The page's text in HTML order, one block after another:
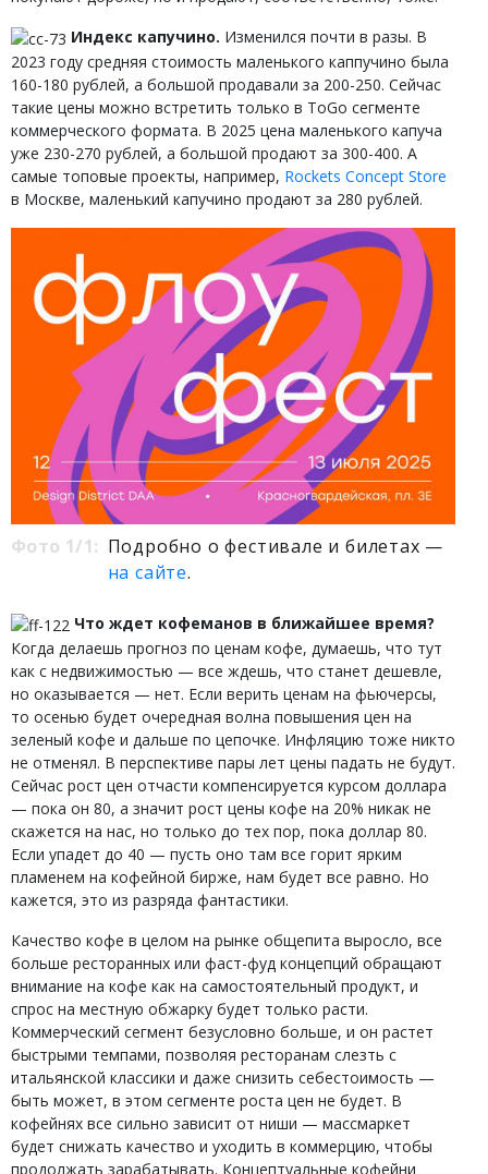
Индекс капучино. Изменился почти в разы. В
2023 году средняя стоимость маленького каппучино была
160-180 рублей, а большой продавали за 200-250. Сейчас
такие цены можно встретить только в ToGo сегменте
коммерческого формата. В 2025 цена маленького капуча
уже 230-270 рублей, а большой продают за 300-400. А
самые топовые проекты, например, Rockets Concept Store
в Москве, маленький капучино продают за 280 рублей.
Фото 1/1: Подробно о фестивале и билетах —
на сайте.
Что ждет кофеманов в ближайшее время?
Когда делаешь прогноз по ценам кофе, думаешь, что тут
как с недвижимостью — все ждешь, что станет дешевле,
но оказывается — нет. Если верить ценам на фьючерсы,
то осенью будет очередная волна повышения цен на
зеленый кофе и дальше по цепочке. Инфляцию тоже никто
не отменял. В перспективе пары лет цены падать не будут.
Сейчас рост цен отчасти компенсируется курсом доллара
— пока он 80, а значит рост цены кофе на 20% никак не
скажется на нас, но только до тех пор, пока доллар 80.
Если упадет до 40 — пусть оно там все горит ярким
пламенем на кофейной бирже, нам будет все равно. Но
кажется, это из разряда фантастики.
Качество кофе в целом на рынке общепита выросло, все
больше ресторанных или фаст-фуд концепций обращают
внимание на кофе как на самостоятельный продукт, и
спрос на местную обжарку будет только расти.
Коммерческий сегмент безусловно больше, и он растет
быстрыми темпами, позволяя ресторанам слезть с
итальянской классики и даже снизить себестоимость —
быть может, в этом сегменте роста цен не будет. В
кофейнях все сильно зависит от ниши — массмаркет
будет снижать качество и уходить в коммерцию, чтобы
продолжать зарабатывать. Концептуальные кофейни